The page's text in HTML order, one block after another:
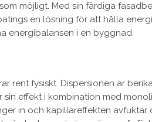
möjligt. Med sin färdiga
en lösning för att hålla
energibalansen i en byggnad.
rent fysiskt. Dispersionen är
effekt i kombination med
in och kapilläreffekten avfuktar